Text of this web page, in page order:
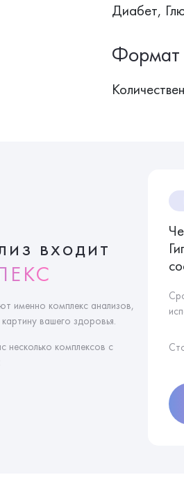
Диабет,
Формат
входит
именно комплекс анализов,
вашего здоровья.
комплексов с